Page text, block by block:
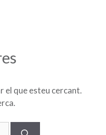
el que esteu cercant.